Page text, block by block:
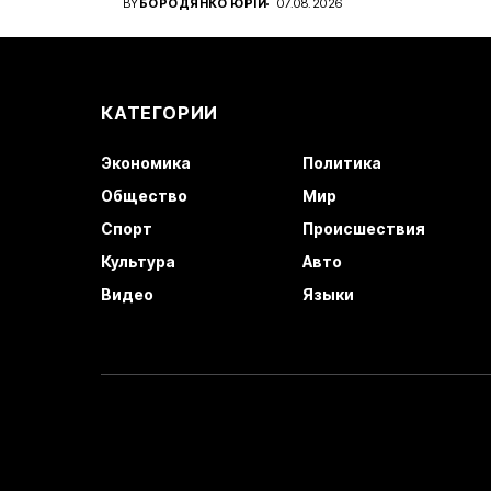
BYБОРОДЯНКО ЮРІЙ 07.08.2026
КАТЕГОРИИ
Экономика
Политика
Общество
Мир
Спорт
Происшествия
Культура
Авто
Видео
Языки